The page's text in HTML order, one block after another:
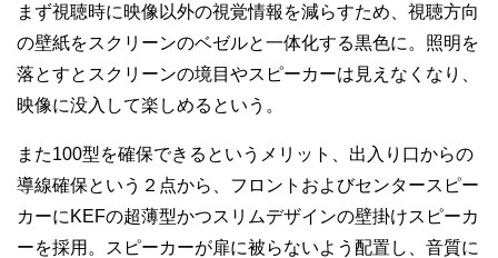
まず視聴時に映像以外の視覚情報を減らすため、視聴方向
の壁紙をスクリーンのベゼルと一体化する黒色に。照明を
落とすとスクリーンの境目やスピーカーは見えなくなり、
映像に没入して楽しめるという。
また100型を確保できるというメリット、出入り口からの
導線確保という２点から、フロントおよびセンタースピー
カーにKEFの超薄型かつスリムデザインの壁掛けスピーカ
ーを採用。スピーカーが扉に被らないよう配置し、音質に